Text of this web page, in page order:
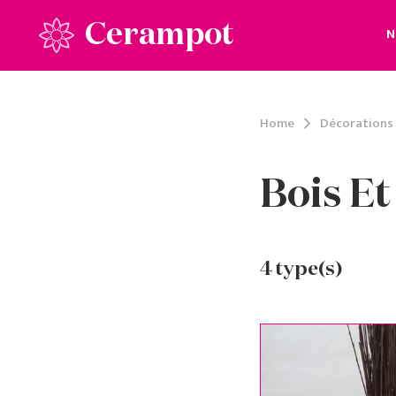
Cerampot
Home Décorations
Bois
4type(s)